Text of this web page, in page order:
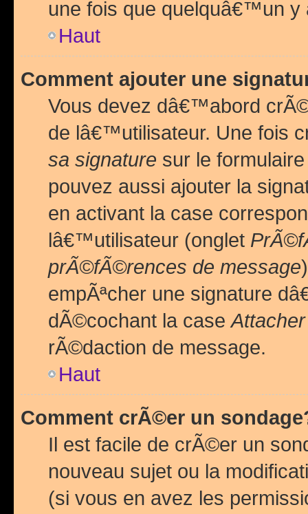
une fois que quelquâ€™un y
Haut
Comment ajouter une
Vous devez dâ€™abord
de lâ€™utilisateur. Une fois
sa signature sur le
pouvez aussi ajouter la
en activant la case
lâ€™utilisateur (onglet
prÃ©fÃ©rences de message
empÃªcher une signature
dÃ©cochant la case
rÃ©daction de message.
Haut
Comment crÃ©er un
Il est facile de crÃ©er un
nouveau sujet ou la
(si vous en avez les